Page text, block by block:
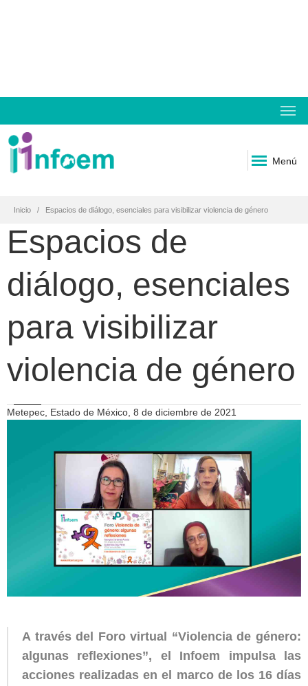
Menú
Inicio Espacios de diálogo, esenciales para visibilizar violencia de género
Espacios de
diálogo, esenciales
para visibilizar
violencia de género
Metepec, Estado de México, 8 de diciembre de 2021
A través del Foro virtual “Violencia de género:
algunas reflexiones”, el Infoem impulsa las
acciones realizadas en el marco de los 16 días